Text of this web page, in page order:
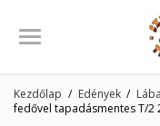
Kezdőlap Edények
fedővel tapadásmentes T/2